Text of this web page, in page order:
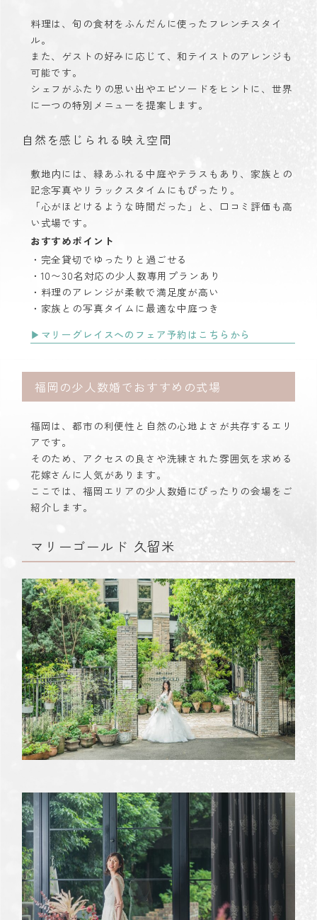
料理は、旬の食材をふんだんに使ったフレンチスタイ
ル。
また、ゲストの好みに応じて、和テイストのアレンジも
可能です。
シェフがふたりの思い出やエピソードをヒントに、世界
に一つの特別メニューを提案します。
自然を感じられる映え空間
敷地内には、緑あふれる中庭やテラスもあり、家族との
記念写真やリラックスタイムにもぴったり。
「心がほどけるような時間だった」と、口コミ評価も高
い式場です。
おすすめポイント
・完全貸切でゆったりと過ごせる
・10〜30名対応の少人数専用プランあり
・料理のアレンジが柔軟で満足度が高い
・家族との写真タイムに最適な中庭つき
▶︎マリーグレイスへのフェア予約はこちらから
福岡の少人数婚でおすすめの式場
福岡は、都市の利便性と自然の心地よさが共存するエリ
アです。
そのため、アクセスの良さや洗練された雰囲気を求める
花嫁さんに人気があります。
ここでは、福岡エリアの少人数婚にぴったりの会場をご
紹介します。
マリーゴールド 久留米